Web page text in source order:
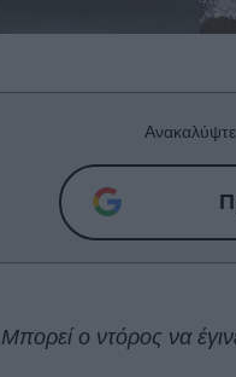
Μπορεί ο ντόρος να